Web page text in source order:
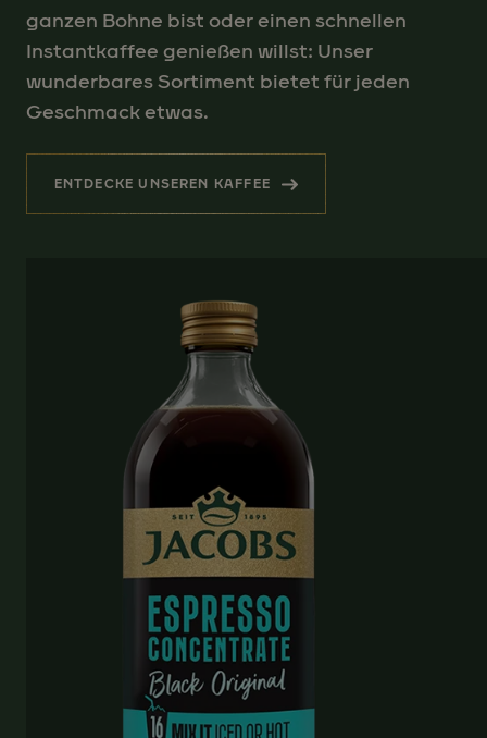
ganzen Bohne bist oder einen schnellen
Instantkaffee genießen willst: Unser
wunderbares Sortiment bietet für jeden
Geschmack etwas.
ENTDECKE UNSEREN KAFFEE
(HERZERWÄRMENDER GENUSS)